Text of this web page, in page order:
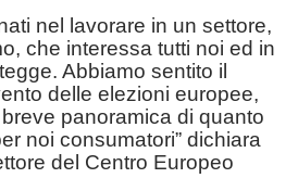
nel lavorare in un settore,
che interessa tutti noi ed in
Abbiamo sentito il
delle elezioni europee,
panoramica di quanto
noi consumatori” dichiara
del Centro Europeo